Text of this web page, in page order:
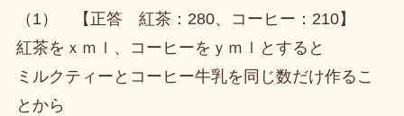
（1） 【正答 紅茶：280、コーヒー：210】
紅茶をｘｍｌ、コーヒーをｙｍｌとすると
ミルクティーとコーヒー牛乳を同じ数だけ作るこ
とから